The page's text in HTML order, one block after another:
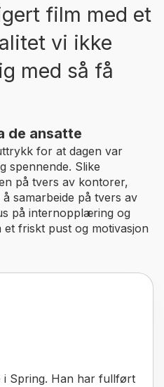
film med et
vi ikke
med så få
de ansatte
for at dagen var
spennende. Slike
på tvers av kontorer,
samarbeide på tvers av
på internopplæring og
et friskt pust og motivasjon
i Spring. Han har fullført